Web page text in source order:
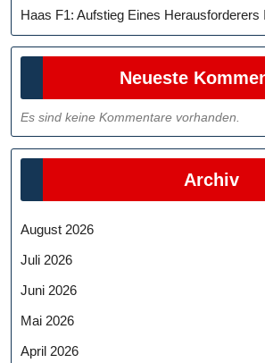
Haas F1: Aufstieg Eines Herausforderers
Neueste
Es sind keine Kommentare vorhanden.
Archiv
August 2026
Juli 2026
Juni 2026
Mai 2026
April 2026